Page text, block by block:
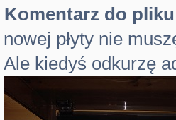
Komentarz do
nowej płyty nie
Ale kiedyś odkurzę